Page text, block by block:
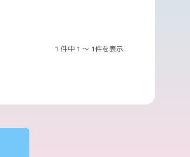
1 件中 1 ～ 1件を表示